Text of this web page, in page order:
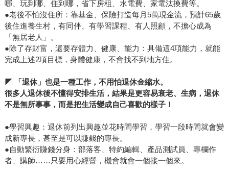
哪、玩到哪、住到哪，省下房租、水電費、家電汰換費等。
●老後不怕沒住所：靠基金、保險打造每月5萬現金流，預計65歲
後住進養生村，有同伴、有學習課程、有人照顧，不擔心成為
「無居老人」。
●除了存財富，還要存體力、健康、能力：具備這4項能力，就能
完成上述2項目標，身體健康，不會找不到地方住。
◤ 「退休」也是一種工作，不用怕退休金縮水。
很多人退休後不懂得安排生活，結果是更容易衰老、生病，退休
不是無所事事，而是把生活變成自己喜歡的樣子！
●學習興趣：退休前列出興趣並花時間學習，學習一段時間就會變
成新專長，甚至是可以賺錢的專長。
●自動繁衍賺錢分身：部落客、特約編輯、產品測試員、專欄作
者、講師……只要用心經營，機會就會一個接一個來。